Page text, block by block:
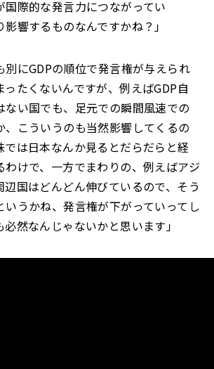
国際的な発言力につながってい
響するものなんですかね？」
別にGDPの順位で発言権が与えられ
たくないんですが、例えばGDP自
ない国でも、足元での瞬間風速での
、こういうのも当然影響してくるの
では日本なんか見るとだらだらと経
わけで、一方でまわりの、例えばアジ
辺国はどんどん伸びているので、そう
うかね、発言権が下がっていってし
然なんじゃないかと思います」